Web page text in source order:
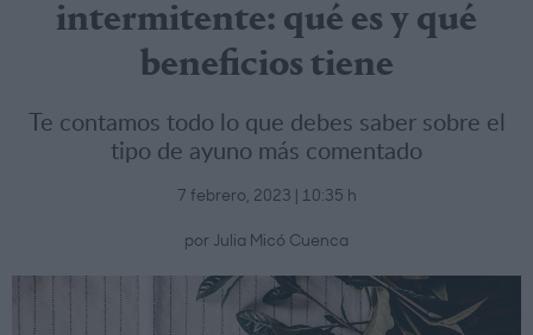
intermitente: qué es y qué
beneficios tiene
Te contamos todo lo que debes saber sobre el
tipo de ayuno más comentado
7 febrero, 2023 | 10:35 h
por Julia Micó Cuenca